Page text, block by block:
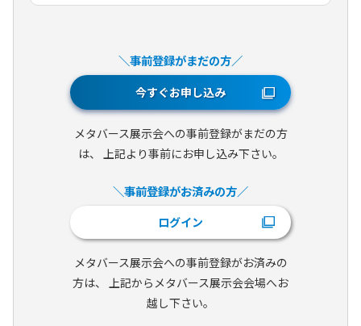
＼事前登録がまだの方／
今すぐお申し込み
メタバース展示会への事前登録がまだの方
は、
上記より事前にお申し込み下さい。
＼事前登録がお済みの方／
ログイン
メタバース展示会への事前登録がお済みの
方は、
上記からメタバース展示会会場へお
越し下さい。